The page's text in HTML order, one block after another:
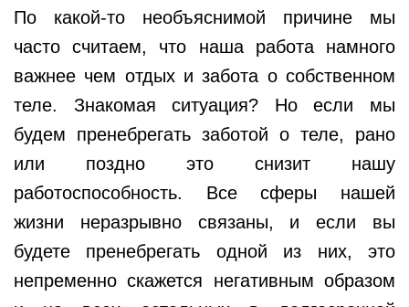
По какой-то необъяснимой причине мы
часто считаем, что наша работа намного
важнее чем отдых и забота о собственном
теле. Знакомая ситуация? Но если мы
будем пренебрегать заботой о теле, рано
или поздно это снизит нашу
работоспособность. Все сферы нашей
жизни неразрывно связаны, и если вы
будете пренебрегать одной из них, это
непременно скажется негативным образом